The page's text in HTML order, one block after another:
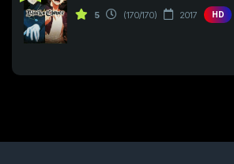
5 (170/170) 2017 HD